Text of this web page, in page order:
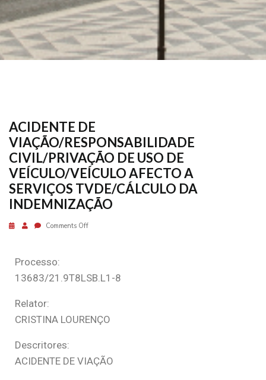
ACIDENTE DE
VIAÇÃO/RESPONSABILIDADE
CIVIL/PRIVAÇÃO DE USO DE
VEÍCULO/VEÍCULO AFECTO A
SERVIÇOS TVDE/CÁLCULO DA
INDEMNIZAÇÃO
Comments Off
Processo:
13683/21.9T8LSB.L1-8
Relator:
CRISTINA LOURENÇO
Descritores:
ACIDENTE DE VIAÇÃO